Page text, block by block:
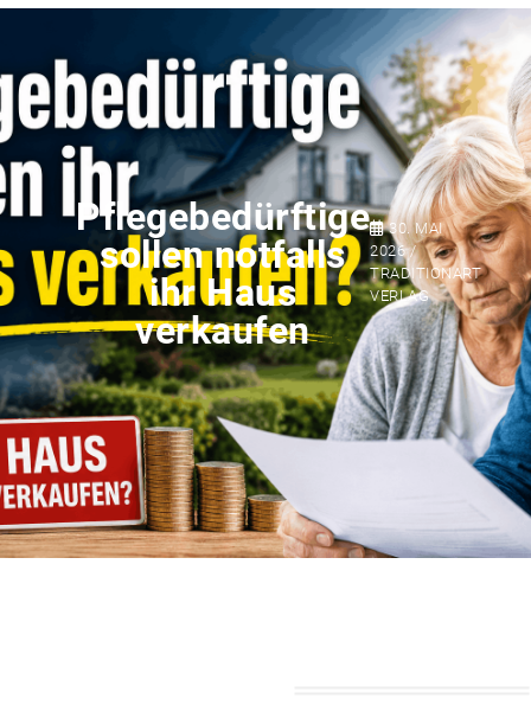
Pflegebedürftige
sollen notfalls
ihr Haus
verkaufen
30. MAI
2026 /
TRADITIONART
VERLAG